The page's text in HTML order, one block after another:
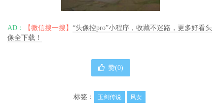
AD： 【微信搜一搜】 “头像控pro”小程序，收藏不迷路，更多好看头
像全下载！
赞(0)
标签： 玉剑传说 风女